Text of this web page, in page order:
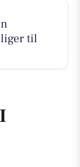
til